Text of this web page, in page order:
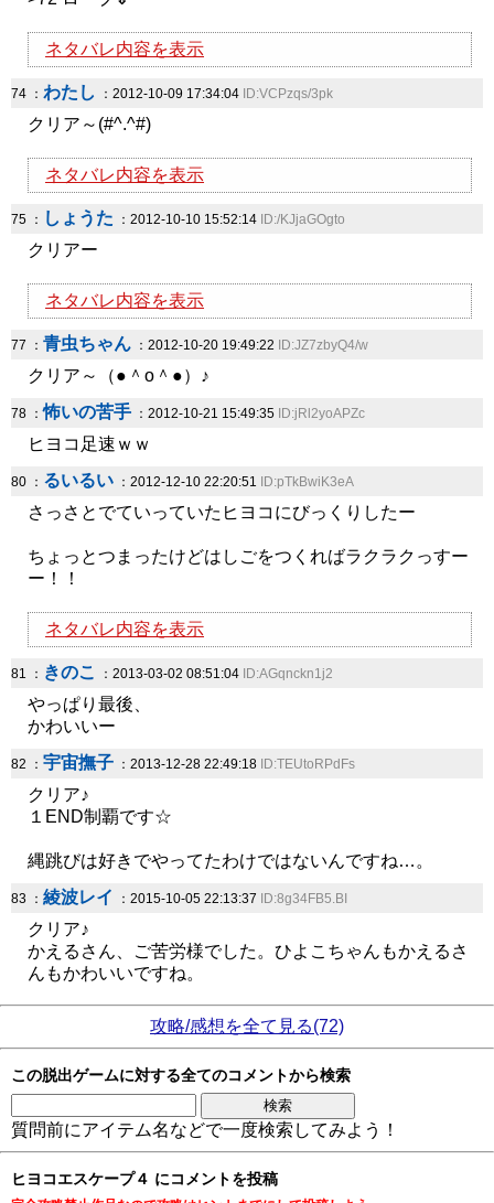
ネタバレ内容を表示
74 ： わたし ：2012-10-09 17:34:04 ID:VCPzqs/3pk
クリア～(#^.^#)
ネタバレ内容を表示
75 ： しょうた ：2012-10-10 15:52:14 ID:/KJjaGOgto
クリアー
ネタバレ内容を表示
77 ： 青虫ちゃん ：2012-10-20 19:49:22 ID:JZ7zbyQ4/w
クリア～（●＾o＾●）♪
78 ：怖いの苦手 ：2012-10-21 15:49:35 ID:jRl2yoAPZc
ヒヨコ足速ｗｗ
80 ： るいるい ：2012-12-10 22:20:51 ID:pTkBwiK3eA
さっさとでていっていたヒヨコにびっくりしたー
ちょっとつまったけどはしごをつくればラクラクっすー
ー！！
ネタバレ内容を表示
81 ： きのこ ：2013-03-02 08:51:04 ID:AGqnckn1j2
やっぱり最後、
かわいいー
82 ： 宇宙撫子 ：2013-12-28 22:49:18 ID:TEUtoRPdFs
クリア♪
１END制覇です☆
縄跳びは好きでやってたわけではないんですね…。
83 ： 綾波レイ ：2015-10-05 22:13:37 ID:8g34FB5.BI
クリア♪
かえるさん、ご苦労様でした。ひよこちゃんもかえるさ
んもかわいいですね。
攻略/感想を全て見る(72)
この脱出ゲームに対する全てのコメントから検索
質問前にアイテム名などで一度検索してみよう！
ヒヨコエスケープ４ にコメントを投稿